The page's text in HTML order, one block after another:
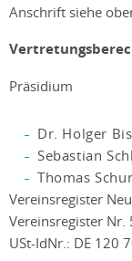
Anschrift siehe
Präsidium
Dr. Holger
Sebastian
Thomas
Vereinsregister
Vereinsregister Nr.
USt-IdNr.: DE 120